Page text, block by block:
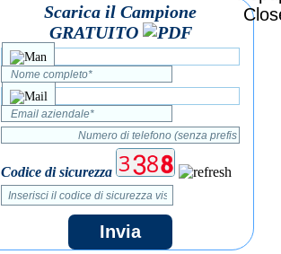
Scarica il Campione
GRATUITO
Codice di sicurezza
Invia